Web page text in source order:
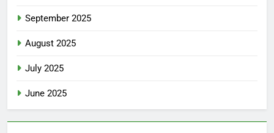
September 2025
August 2025
July 2025
June 2025